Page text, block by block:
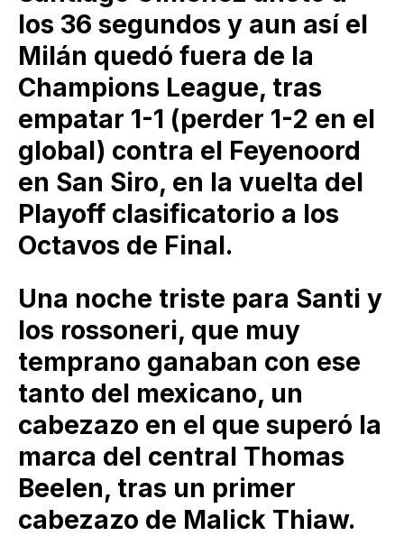
los 36 segundos y aun así el
Milán quedó fuera de la
Champions League, tras
empatar 1-1 (perder 1-2 en el
global) contra el Feyenoord
en San Siro, en la vuelta del
Playoff clasificatorio a los
Octavos de Final.
Una noche triste para Santi y
los rossoneri, que muy
temprano ganaban con ese
tanto del mexicano, un
cabezazo en el que superó la
marca del central Thomas
Beelen, tras un primer
cabezazo de Malick Thiaw.